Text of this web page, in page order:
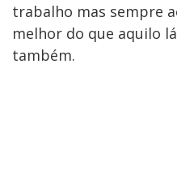
trabalho mas sempre
melhor do que aquilo
também.